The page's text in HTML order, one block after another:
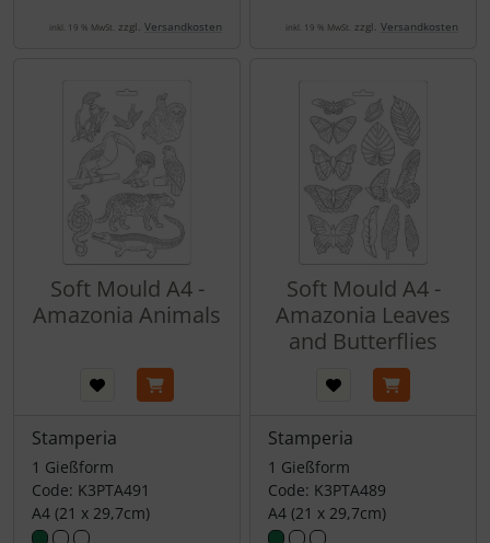
inkl. 19 % MwSt. zzgl. Versandkosten inkl. 19 % MwSt. zzgl. Versandkosten
Soft Mould A4 -
Amazonia Animals
Stamperia
1 Gießform
Code: K3PTA491
A4 (21 x 29,7cm)
Soft Mould A4 -
Amazonia Leaves
and Butterflies
Stamperia
1 Gießform
Code: K3PTA489
A4 (21 x 29,7cm)